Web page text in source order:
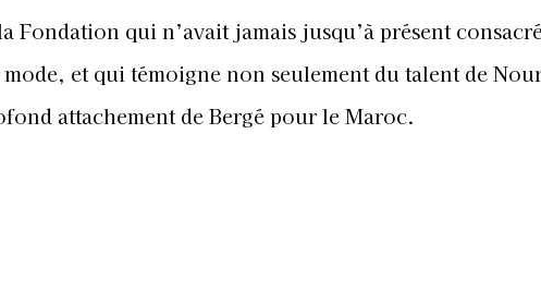
Fondation qui n’avait jamais jusqu’à présent
et qui témoigne non seulement du talent de
attachement de Bergé pour le Maroc.